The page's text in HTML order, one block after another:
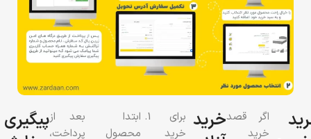
اگر قصد
خرید
خرید برای
خرید
ابتدا
محصول
بعد از
پرداخت،
پیگیری